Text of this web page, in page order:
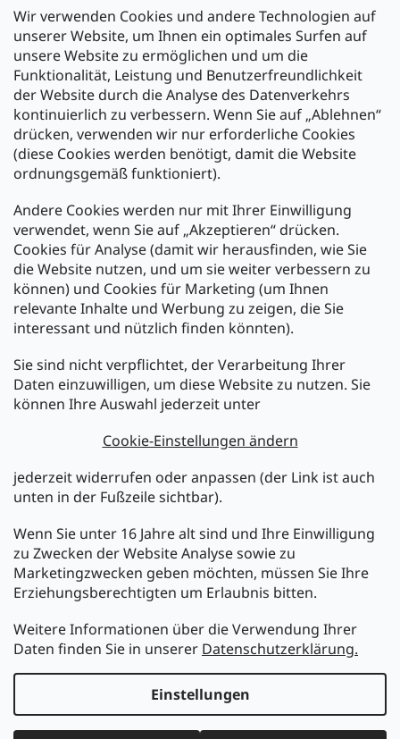
Wir verwenden Cookies und andere Technologien auf
unserer Website, um Ihnen ein optimales Surfen auf
unsere Website zu ermöglichen und um die
Funktionalität, Leistung und Benutzerfreundlichkeit
der Website durch die Analyse des Datenverkehrs
kontinuierlich zu verbessern. Wenn Sie auf „Ablehnen“
drücken, verwenden wir nur erforderliche Cookies
(diese Cookies werden benötigt, damit die Website
ordnungsgemäß funktioniert).
Andere Cookies werden nur mit Ihrer Einwilligung
verwendet, wenn Sie auf „Akzeptieren“ drücken.
Cookies für Analyse (damit wir herausfinden, wie Sie
die Website nutzen, und um sie weiter verbessern zu
können) und Cookies für Marketing (um Ihnen
relevante Inhalte und Werbung zu zeigen, die Sie
interessant und nützlich finden könnten).
Sie sind nicht verpflichtet, der Verarbeitung Ihrer
Daten einzuwilligen, um diese Website zu nutzen. Sie
können Ihre Auswahl jederzeit unter
Cookie-Einstellungen ändern
jederzeit widerrufen oder anpassen (der Link ist auch
unten in der Fußzeile sichtbar).
Wenn Sie unter 16 Jahre alt sind und Ihre Einwilligung
zu Zwecken der Website Analyse sowie zu
Marketingzwecken geben möchten, müssen Sie Ihre
Erziehungsberechtigten um Erlaubnis bitten.
Weitere Informationen über die Verwendung Ihrer
Daten finden Sie in unserer Datenschutzerklärung.
Einstellungen
Filiale Ulm
Zahlung und Versand
Versand mit:
Zahlarten:
Newsletter abonnieren
Legen Sie Ihre E-Mail ein und wir werden Ihnen Informationen
über neue Produkte in unserem E-Shop zusenden.
E-Mail
Melden Sie sich jetzt für den mükra Newsletter an,
kostenlos und jederzeit kündbar! Mit der Anmeldung zum
Newsletter bestätigen Sie Ihr Einverständnis mit der
Datenschutzerklärung.
ANMELDEN